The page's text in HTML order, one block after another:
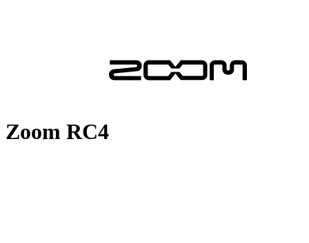
Zoom RC4